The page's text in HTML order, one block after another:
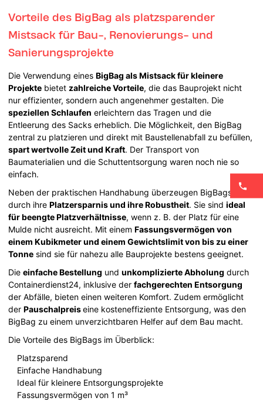
Vorteile des BigBag als platzsparender
Mistsack für Bau-, Renovierungs- und
Sanierungsprojekte
Die Verwendung einesBigBag als Mistsack für kleinere
Projekte bietet zahlreiche Vorteile, die das Bauprojekt nicht
nur effizienter, sondern auch angenehmer gestalten. Die
speziellen Schlaufen erleichtern das Tragen und die
Entleerung des Sacks erheblich. Die Möglichkeit, den BigBag
zentral zu platzieren und direkt mit Baustellenabfall zu befüllen,
spart wertvolle Zeit und Kraft. Der Transport von
Baumaterialien und die Schuttentsorgung waren noch nie so
einfach.
Neben der praktischen Handhabung überzeugen BigBags
durch ihrePlatzersparnis und ihre Robustheit. Sie sindideal
für beengte Platzverhältnisse, wenn z. B. der Platz für eine
Mulde nicht ausreicht. Mit einemFassungsvermögen von
einem Kubikmeter und einem Gewichtslimit von bis zu einer
Tonne sind sie für nahezu alle Bauprojekte bestens geeignet.
Dieeinfache Bestellung undunkomplizierte Abholung durch
Containerdienst24, inklusive derfachgerechten Entsorgung
der Abfälle, bieten einen weiteren Komfort. Zudem ermöglicht
derPauschalpreiseine kosteneffiziente Entsorgung, was den
BigBag zu einem unverzichtbaren Helfer auf dem Bau macht.
Die Vorteile des BigBags im Überblick:
Platzsparend
Einfache Handhabung
Ideal für kleinere Entsorgungsprojekte
Fassungsvermögen von 1 m³